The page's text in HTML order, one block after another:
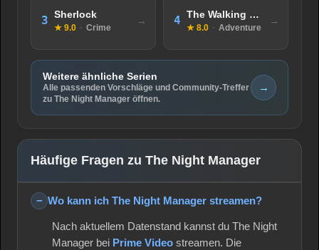
3 Sherlock
★ 9.0 · Crime
4 The Walking Dead
★ 8.0 · Adventure
Weitere ähnliche Serien
Alle passenden Vorschläge und Community-Treffer
zu The Night Manager öffnen.
→
Häufige Fragen zu The Night Manager
Wo kann ich The Night Manager streamen?
Nach aktuellem Datenstand kannst du The Night
Manager bei Prime Video streamen. Die